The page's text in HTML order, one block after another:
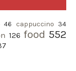
46 cappuccino 34
126 food 552